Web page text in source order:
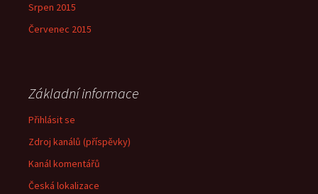
Srpen 2015
Červenec 2015
Základní informace
Přihlásit se
Zdroj kanálů (příspěvky)
Kanál komentářů
Česká lokalizace